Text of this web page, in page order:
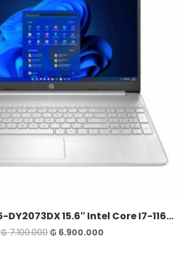
Notebook HP 15-DY2073DX 15.6″ Intel Core I7-1165G7 – Plata
₲7.100.000El
₲ 6.900.000